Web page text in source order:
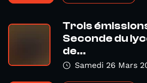
Trois
Seconde du
de...
Samedi 26 Mars